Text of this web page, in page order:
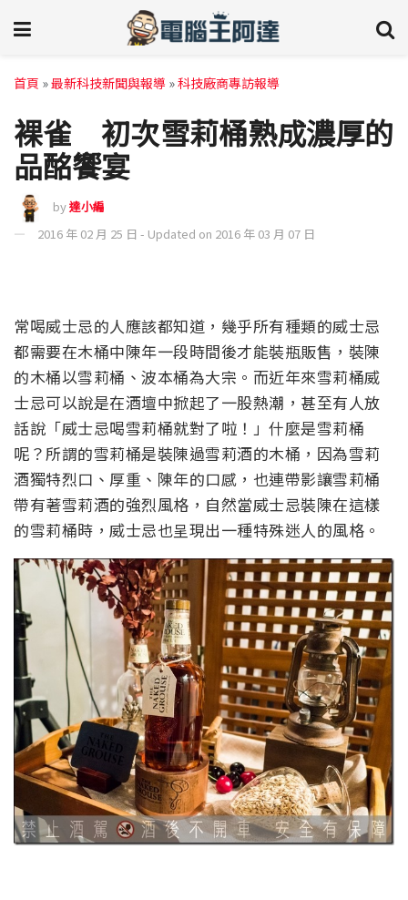
首頁 »最新科技新聞與報導 »科技廠商專訪報導
裸雀 初次雪莉桶熟成濃厚的
品酩饗宴
by達小編
2016 年 02 月 25 日 - Updated on 2016 年 03 月 07 日
常喝威士忌的人應該都知道，幾乎所有種類的威士忌
都需要在木桶中陳年一段時間後才能裝瓶販售，裝陳
的木桶以雪莉桶、波本桶為大宗。而近年來雪莉桶威
士忌可以說是在酒壇中掀起了一股熱潮，甚至有人放
話說「威士忌喝雪莉桶就對了啦！」什麼是雪莉桶
呢？所謂的雪莉桶是裝陳過雪莉酒的木桶，因為雪莉
酒獨特烈口、厚重、陳年的口感，也連帶影讓雪莉桶
帶有著雪莉酒的強烈風格，自然當威士忌裝陳在這樣
的雪莉桶時，威士忌也呈現出一種特殊迷人的風格。